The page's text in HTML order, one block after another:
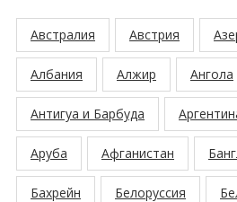
Австралия Австрия
Албания Алжир Ангола
Антигуа и Барбуда
Аруба Афганистан
Бахрейн Белоруссия